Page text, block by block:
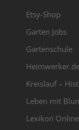
Etsy-Shop
Garten Jobs
Gartenschule
Kreislauf –
Leben mit
Lexikon Online